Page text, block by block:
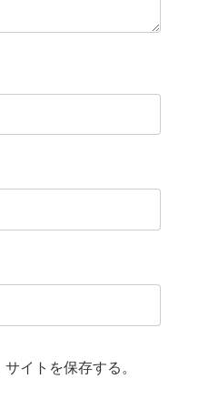
イトを保存する。